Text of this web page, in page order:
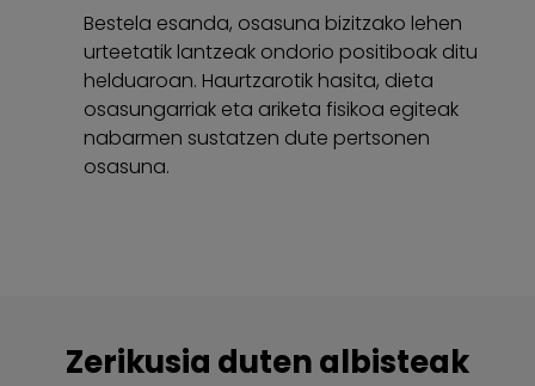
Bestela esanda, osasuna bizitzako lehen
urteetatik lantzeak ondorio positiboak ditu
helduaroan. Haurtzarotik hasita, dieta
osasungarriak eta ariketa fisikoa egiteak
nabarmen sustatzen dute pertsonen
osasuna.
Zerikusia duten albisteak